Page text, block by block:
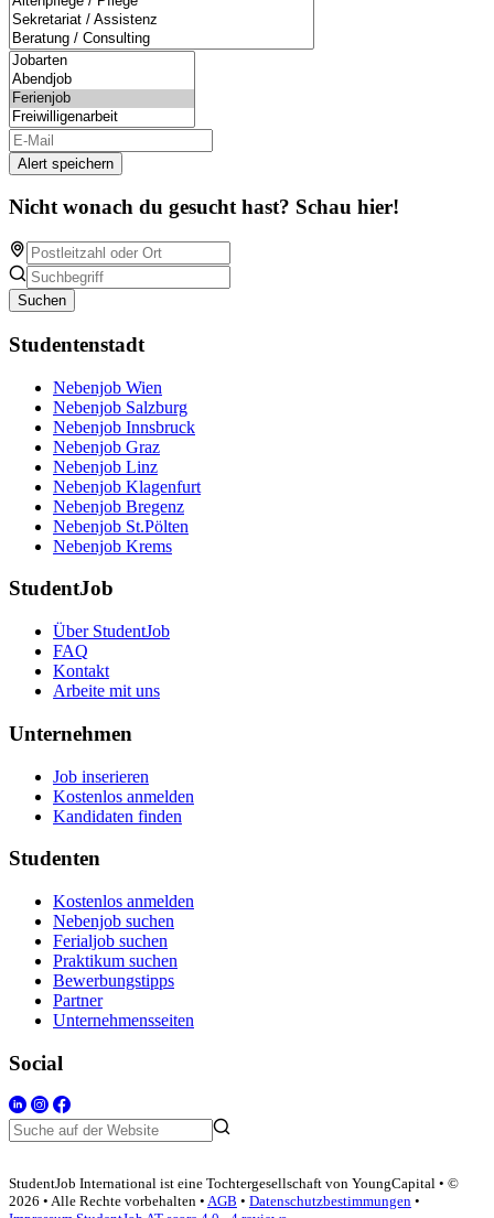
Alert speichern
Nicht wonach du gesucht hast? Schau hier!
Suchen
Studentenstadt
Nebenjob Wien
Nebenjob Salzburg
Nebenjob Innsbruck
Nebenjob Graz
Nebenjob Linz
Nebenjob Klagenfurt
Nebenjob Bregenz
Nebenjob St.Pölten
Nebenjob Krems
StudentJob
Über StudentJob
FAQ
Kontakt
Arbeite mit uns
Unternehmen
Job inserieren
Kostenlos anmelden
Kandidaten finden
Studenten
Kostenlos anmelden
Nebenjob suchen
Ferialjob suchen
Praktikum suchen
Bewerbungstipps
Partner
Unternehmensseiten
Social
StudentJob International ist eine Tochtergesellschaft von YoungCapital • ©
2026 • Alle Rechte vorbehalten • AGB • Datenschutzbestimmungen •